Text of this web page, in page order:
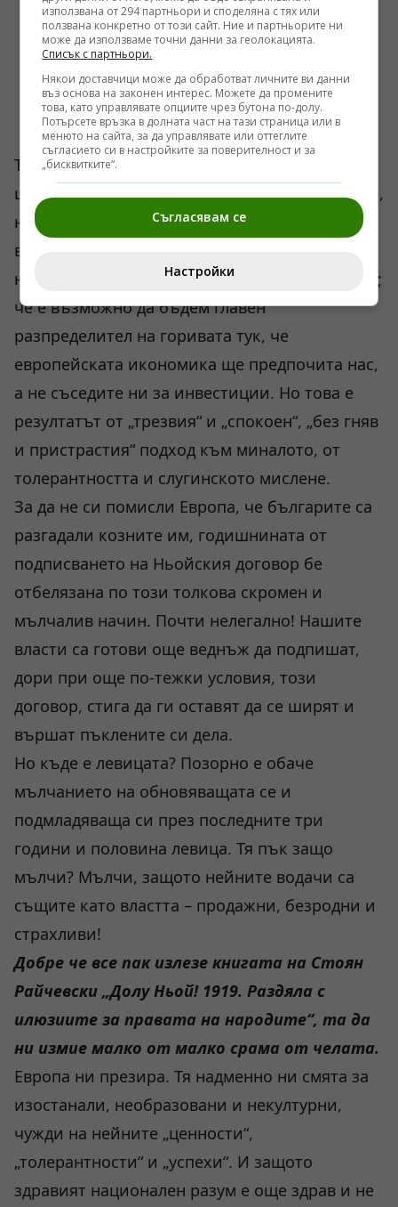
Трябва да си глупав, политически сляп,
циничен и неграмотен, за да си въобразяваш,
но и да караш и обществото да си
въобразява, че е възможно да бъдем лидери
на Балканите, че от нас зависи тяхната съдба;
че е възможно да бъдем главен
разпределител на горивата тук, че
европейската икономика ще предпочита нас,
а не съседите ни за инвестиции. Но това е
резултатът от „трезвия“ и „спокоен“, „без гняв
и пристрастия“ подход към миналото, от
толерантността и слугинското мислене.
За да не си помисли Европа, че българите са
разгадали козните им, годишнината от
подписването на Ньойския договор бе
отбелязана по този толкова скромен и
мълчалив начин. Почти нелегално! Нашите
власти са готови още веднъж да подпишат,
дори при още по-тежки условия, този
договор, стига да ги оставят да се ширят и
вършат пъклените си дела.
Но къде е левицата? Позорно е обаче
мълчанието на обновяващата се и
подмладяваща си през последните три
години и половина левица. Тя пък защо
мълчи? Мълчи, защото нейните водачи са
същите като властта – продажни, безродни и
страхливи!
Добре че все пак излезе книгата на Стоян
Райчевски „Долу Ньой! 1919. Раздяла с
илюзиите за правата на народите“, та да
ни измие малко от малко срама от челата.
Европа ни презира. Тя надменно ни смята за
изостанали, необразовани и некултурни,
чужди на нейните „ценности“,
„толерантности“ и „успехи“. И защото
здравият национален разум е още здрав и не
използвана от 294 партньори и споделяна с тях или
ползвана конкретно от този сайт. Ние и партньорите ни
може да използваме точни данни за геолокацията.
Списък с партньори.
Някои доставчици може да обработват личните ви данни
въз основа на законен интерес. Можете да промените
това, като управлявате опциите чрез бутона по-долу.
Потърсете връзка в долната част на тази страница или в
менюто на сайта, за да управлявате или оттеглите
съгласието си в настройките за поверителност и за
„бисквитките“.
Съгласявам се
Настройки